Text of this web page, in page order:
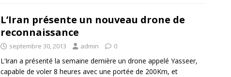
L’Iran présente un nouveau drone de
reconnaissance
septembre 30, 2013 admin 0
L’Iran a présenté la semaine dernière un drone appelé Yasseer,
capable de voler 8 heures avec une portée de 200Km, et